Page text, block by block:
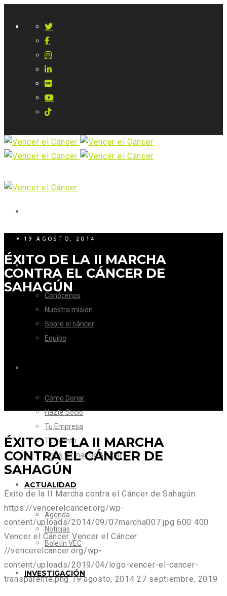
LA FUNDACIÓN
Conócenos
Nuestra misión
Sobre el cáncer
Equipo
Cómo Donar
Hazte Socio
Tu Empresa
Tu Evento
Otras formas de Ayudar
ACTUALIDAD
Agenda
Noticias
Boletín VEC
INVESTIGACIÓN
19 AGOSTO, 2014
ÉXITO DE LA II MARCHA
CONTRA EL CÁNCER DE
SAHAGÚN
ÉXITO DE LA II MARCHA
CONTRA EL CÁNCER DE
SAHAGÚN
Éxito de la II Marcha contra el Cáncer de Sahagún
https://vencerelcancer.org/wp-
content/uploads/2014/09/07marcha007.jpg 600 400
Vencer el Cáncer Vencer el Cáncer
//vencerelcancer.org/wp-
content/uploads/2019/04/logo-vencer-el-cancer-
transparente.png 19 agosto, 2014 27 septiembre, 2019